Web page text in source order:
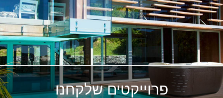
פרוייקטים שלקחנו